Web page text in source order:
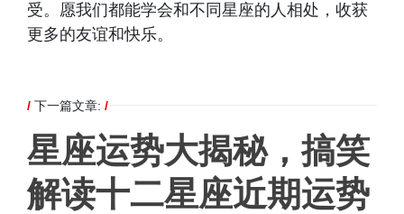
受。愿我们都能学会和不同星座的人相处，收获
更多的友谊和快乐。
/ 下一篇文章: /
星座运势大揭秘，搞笑
解读十二星座近期运势